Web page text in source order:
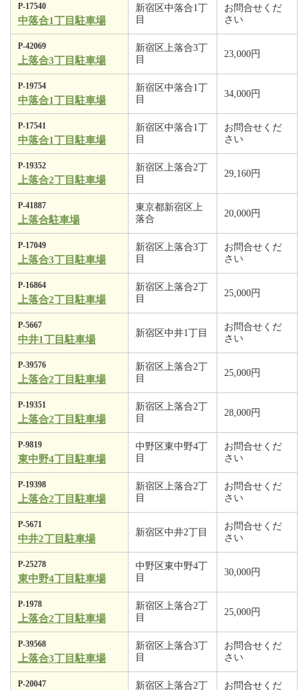
P-17540
中落合1丁目駐車場
新宿区中落合1丁
目
お問合せくだ
さい
P-42069
上落合3丁目駐車場
新宿区上落合3丁
目
23,000円
P-19754
中落合1丁目駐車場
新宿区中落合1丁
目
34,000円
P-17541
中落合1丁目駐車場
新宿区中落合1丁
目
お問合せくだ
さい
P-19352
上落合2丁目駐車場
新宿区上落合2丁
目
29,160円
P-41887
上落合駐車場
東京都新宿区上
落合
20,000円
P-17049
上落合3丁目駐車場
新宿区上落合3丁
目
お問合せくだ
さい
P-16864
上落合2丁目駐車場
新宿区上落合2丁
目
25,000円
P-5667
中井1丁目駐車場
新宿区中井1丁目
お問合せくだ
さい
P-39576
上落合2丁目駐車場
新宿区上落合2丁
目
25,000円
P-19351
上落合2丁目駐車場
新宿区上落合2丁
目
28,000円
P-9819
東中野4丁目駐車場
中野区東中野4丁
目
お問合せくだ
さい
P-19398
上落合2丁目駐車場
新宿区上落合2丁
目
お問合せくだ
さい
P-5671
中井2丁目駐車場
新宿区中井2丁目
お問合せくだ
さい
P-25278
東中野4丁目駐車場
中野区東中野4丁
目
30,000円
P-1978
上落合2丁目駐車場
新宿区上落合2丁
目
25,000円
P-39568
上落合3丁目駐車場
新宿区上落合3丁
目
お問合せくだ
さい
P-20047 新宿区上落合2丁 お問合せくだ